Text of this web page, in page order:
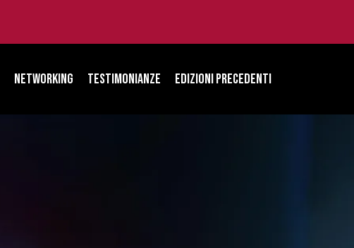
Networking Testimonianze Edizioni Precedenti